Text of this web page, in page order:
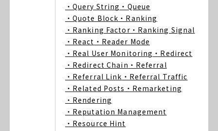
・Query String ・Queue
・Quote Block ・Ranking
・Ranking Factor ・Ranking Signal
・React ・Reader Mode
・Real User Monitoring ・Redirect
・Redirect Chain ・Referral
・Referral Link ・Referral Traffic
・Related Posts ・Remarketing
・Rendering
・Reputation Management
・Resource Hint